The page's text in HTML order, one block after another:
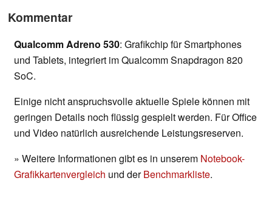
Kommentar
Qualcomm Adreno 530: Grafikchip für Smartphones
und Tablets, integriert im Qualcomm Snapdragon 820
SoC.
Einige nicht anspruchsvolle aktuelle Spiele können mit
geringen Details noch flüssig gespielt werden. Für Office
und Video natürlich ausreichende Leistungsreserven.
» Weitere Informationen gibt es in unserem Notebook-
Grafikkartenvergleich und derBenchmarkliste.